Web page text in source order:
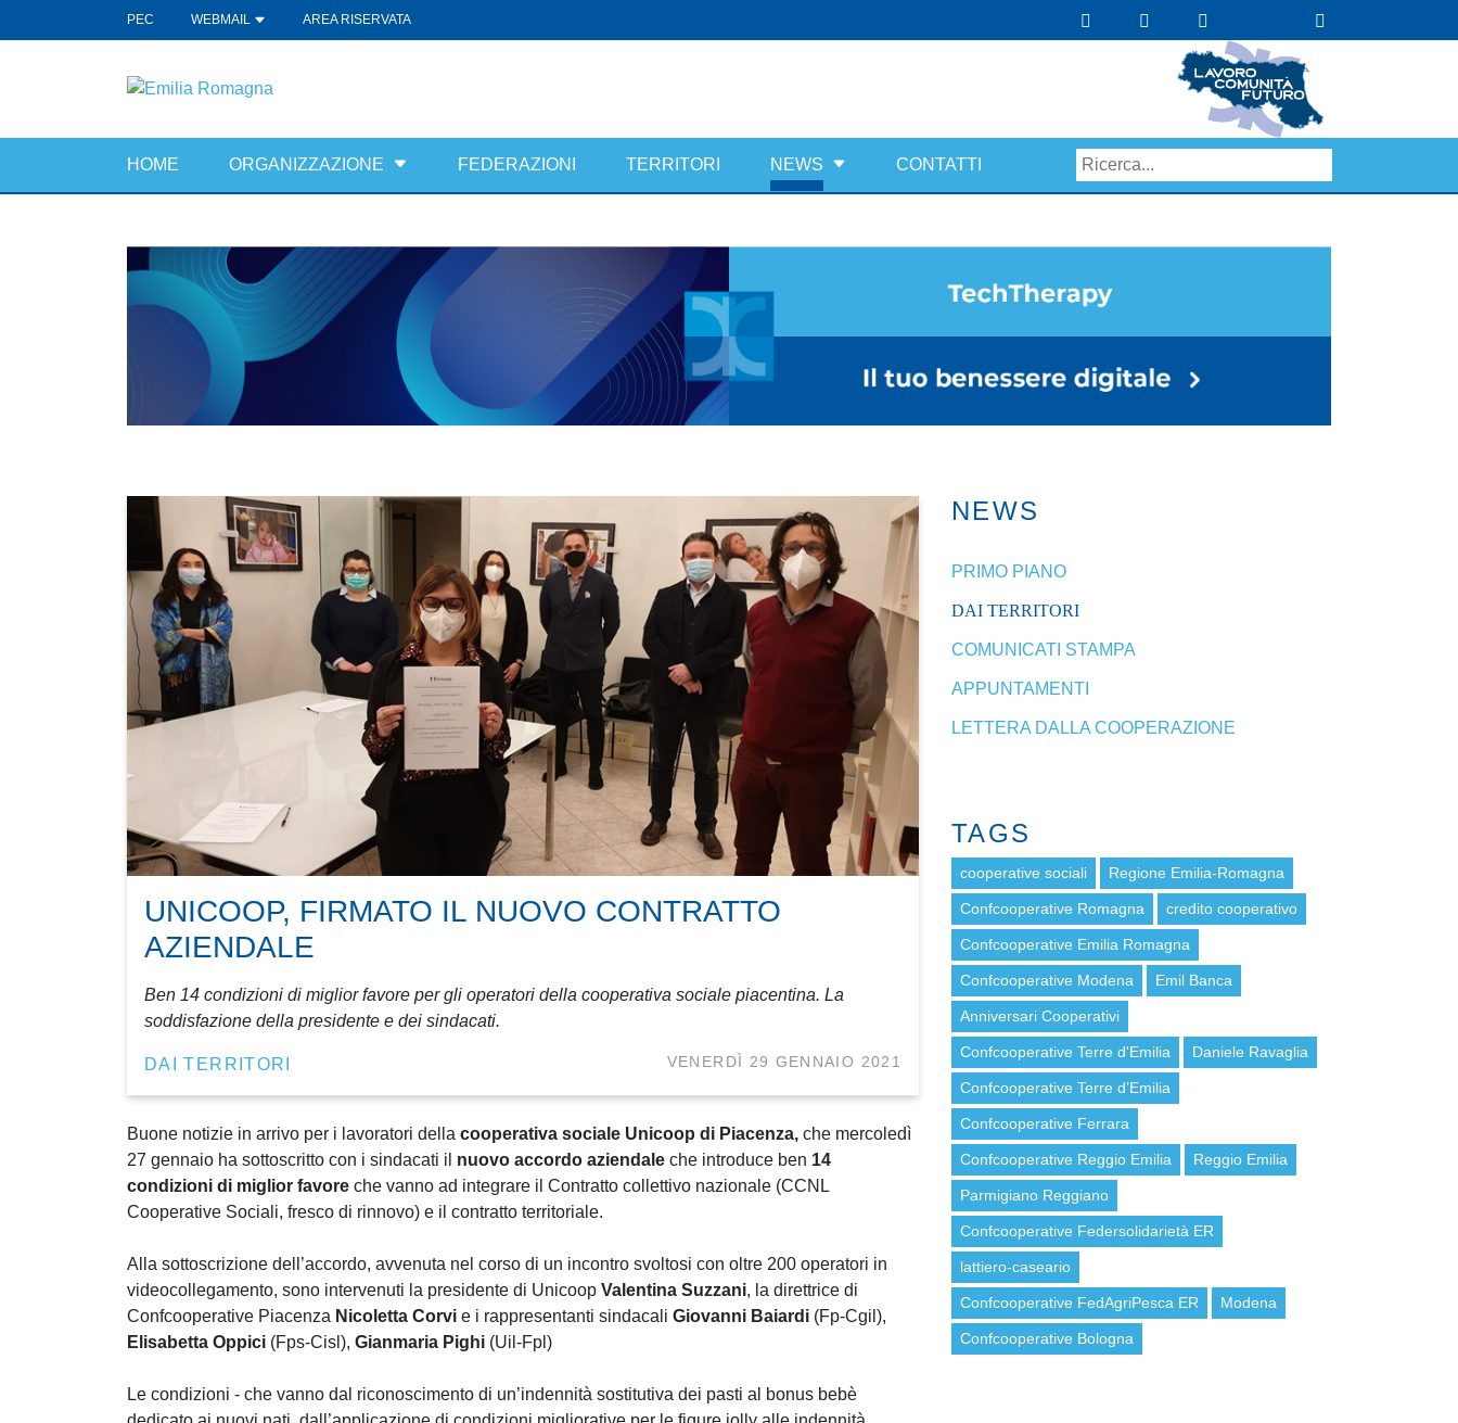
PEC WEBMAIL AREA RISERVATA
HOME ORGANIZZAZIONE FEDERAZIONI TERRITORI NEWS CONTATTI
UNICOOP, FIRMATO IL NUOVO CONTRATTO
AZIENDALE
Ben 14 condizioni di miglior favore per gli operatori della cooperativa sociale piacentina. La
soddisfazione della presidente e dei sindacati.
DAI TERRITORI VENERDÌ 29 GENNAIO 2021
Buone notizie in arrivo per i lavoratori della cooperativa sociale Unicoop di Piacenza, che mercoledì
27 gennaio ha sottoscritto con i sindacati il nuovo accordo aziendale che introduce ben 14
condizioni di miglior favore che vanno ad integrare il Contratto collettivo nazionale (CCNL
Cooperative Sociali, fresco di rinnovo) e il contratto territoriale.
Alla sottoscrizione dell’accordo, avvenuta nel corso di un incontro svoltosi con oltre 200 operatori in
videocollegamento, sono intervenuti la presidente di Unicoop Valentina Suzzani, la direttrice di
Confcooperative Piacenza Nicoletta Corvi e i rappresentanti sindacali Giovanni Baiardi (Fp-Cgil),
Elisabetta Oppici (Fps-Cisl), Gianmaria Pighi (Uil-Fpl)
Le condizioni - che vanno dal riconoscimento di un’indennità sostitutiva dei pasti al bonus bebè
NEWS
PRIMO PIANO
DAI TERRITORI
COMUNICATI STAMPA
APPUNTAMENTI
LETTERA DALLA COOPERAZIONE
TAGS
cooperative sociali Regione Emilia-Romagna
Confcooperative Romagna credito cooperativo
Confcooperative Emilia Romagna
Confcooperative Modena Emil Banca
Anniversari Cooperativi
Confcooperative Terre d'Emilia Daniele Ravaglia
Confcooperative Terre d’Emilia
Confcooperative Ferrara
Confcooperative Reggio Emilia Reggio Emilia
Parmigiano Reggiano
Confcooperative Federsolidarietà ER
lattiero-caseario
Confcooperative FedAgriPesca ER Modena
Confcooperative Bologna